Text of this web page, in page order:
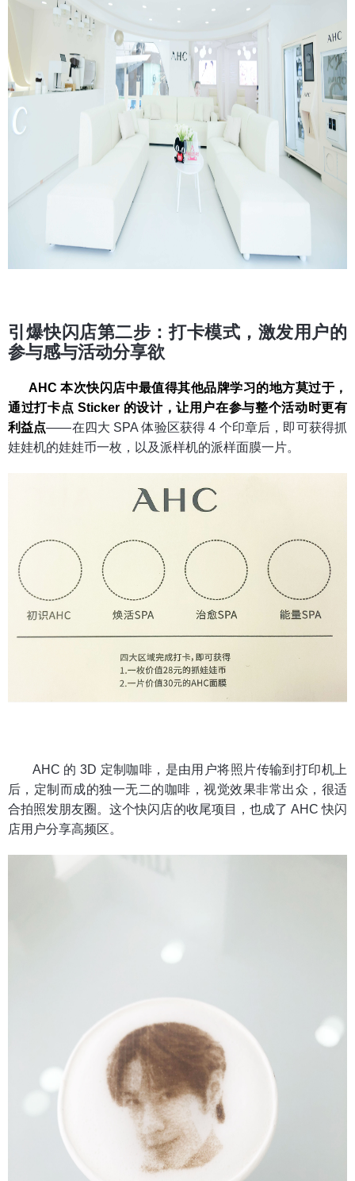
引爆快闪店第二步：打卡模式，激发用户的
参与感与活动分享欲
AHC 本次快闪店中最值得其他品牌学习的地方莫过于，
通过打卡点 Sticker 的设计，让用户在参与整个活动时更有
利益点——在四大 SPA 体验区获得 4 个印章后，即可获得抓
娃娃机的娃娃币一枚，以及派样机的派样面膜一片。
AHC 的 3D 定制咖啡，是由用户将照片传输到打印机上
后，定制而成的独一无二的咖啡，视觉效果非常出众，很适
合拍照发朋友圈。这个快闪店的收尾项目，也成了 AHC 快闪
店用户分享高频区。